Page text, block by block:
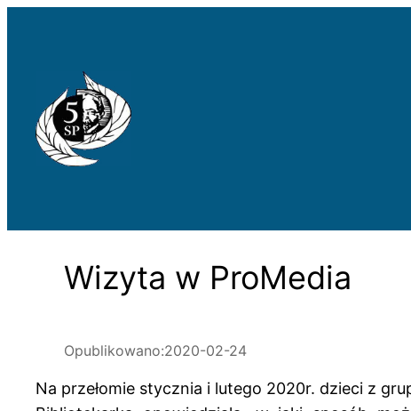
Wizyta w ProMedia
Opublikowano:2020-02-24
Na przełomie stycznia i lutego 2020r. dzieci z